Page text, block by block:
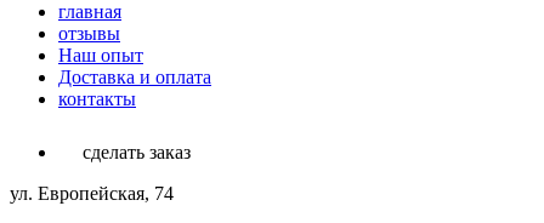
главная
отзывы
Наш опыт
Доставка и оплата
контакты
сделать заказ
ул. Европейская, 74